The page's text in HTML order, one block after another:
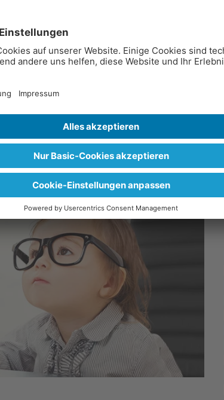
die individuell auf euch eingegangen
haben, euch gefördert und
Merkmalen ist es diese Fähigkeit,
der Lerner an deren individuellen